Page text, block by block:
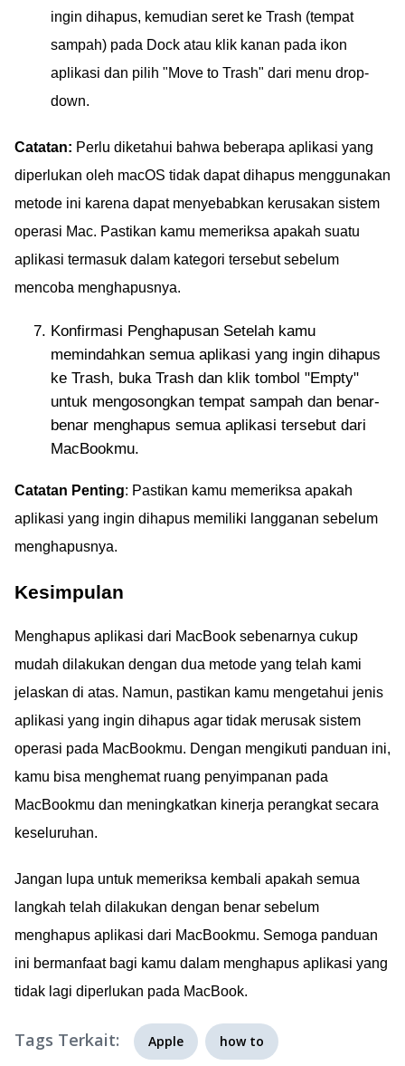
ingin dihapus, kemudian seret ke Trash (tempat
sampah) pada Dock atau klik kanan pada ikon
aplikasi dan pilih "Move to Trash" dari menu drop-
down.
Catatan: Perlu diketahui bahwa beberapa aplikasi yang
diperlukan oleh macOS tidak dapat dihapus menggunakan
metode ini karena dapat menyebabkan kerusakan sistem
operasi Mac. Pastikan kamu memeriksa apakah suatu
aplikasi termasuk dalam kategori tersebut sebelum
mencoba menghapusnya.
Konfirmasi Penghapusan Setelah kamu
memindahkan semua aplikasi yang ingin dihapus
ke Trash, buka Trash dan klik tombol "Empty"
untuk mengosongkan tempat sampah dan benar-
benar menghapus semua aplikasi tersebut dari
MacBookmu.
Catatan Penting: Pastikan kamu memeriksa apakah
aplikasi yang ingin dihapus memiliki langganan sebelum
menghapusnya.
Kesimpulan
Menghapus aplikasi dari MacBook sebenarnya cukup
mudah dilakukan dengan dua metode yang telah kami
jelaskan di atas. Namun, pastikan kamu mengetahui jenis
aplikasi yang ingin dihapus agar tidak merusak sistem
operasi pada MacBookmu. Dengan mengikuti panduan ini,
kamu bisa menghemat ruang penyimpanan pada
MacBookmu dan meningkatkan kinerja perangkat secara
keseluruhan.
Jangan lupa untuk memeriksa kembali apakah semua
langkah telah dilakukan dengan benar sebelum
menghapus aplikasi dari MacBookmu. Semoga panduan
ini bermanfaat bagi kamu dalam menghapus aplikasi yang
tidak lagi diperlukan pada MacBook.
Tags Terkait: Apple how to